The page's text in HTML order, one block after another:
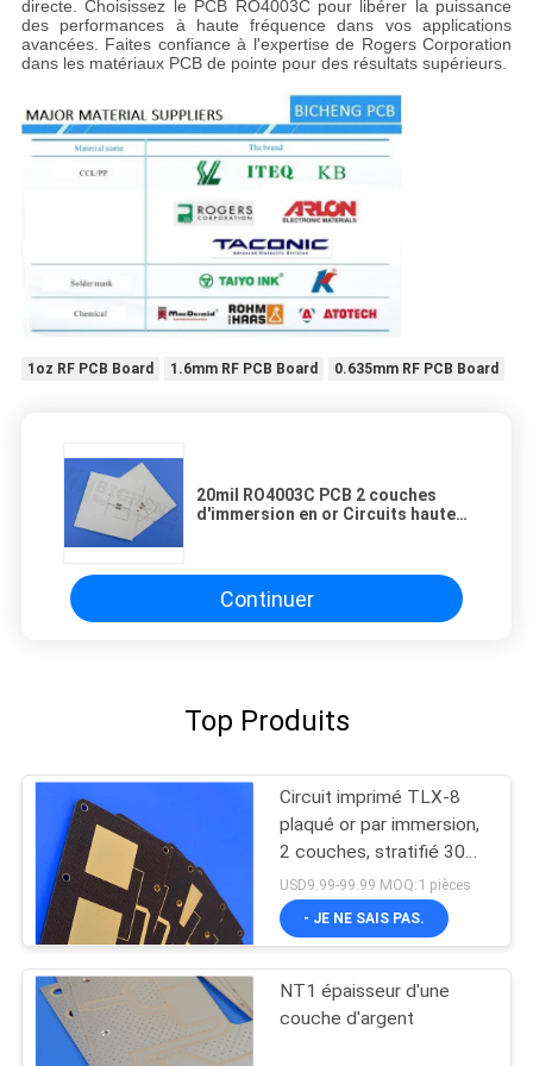
directe. Choisissez le PCB RO4003C pour libérer la puissance
des performances à haute fréquence dans vos applications
avancées. Faites confiance à l'expertise de Rogers Corporation
dans les matériaux PCB de pointe pour des résultats supérieurs.
1oz RF PCB Board 1.6mm RF PCB Board 0.635mm RF PCB Board
20mil RO4003C PCB 2 couches
d'immersion en or Circuits haute
Continuer
Top Produits
Circuit imprimé TLX-8
plaqué or par immersion,
2 couches, stratifié 30mil
pour circuits RF
USD9.99-99.99 MOQ:1 pièces
- JE NE SAIS PAS.
NT1 épaisseur d'une
couche d'argent